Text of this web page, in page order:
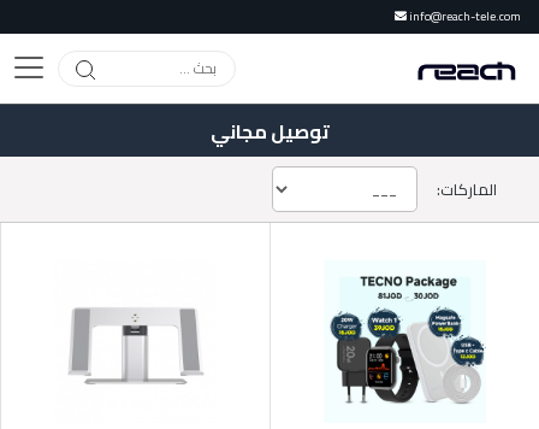
info@reach-tele.com
توصيل مجاني
الماركات: